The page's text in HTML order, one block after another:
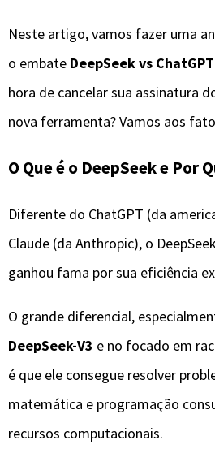
​Neste artigo, vamos fazer uma
o embate DeepSeek vs ChatGPT
hora de cancelar sua assinatura
nova ferramenta? Vamos aos
​O Que é o DeepSeek e Por
​Diferente do ChatGPT (da
Claude (da Anthropic), o
ganhou fama por sua eficiência
​O grande diferencial,
DeepSeek-V3 e no focado em
é que ele consegue resolver
matemática e programação
recursos computacionais.